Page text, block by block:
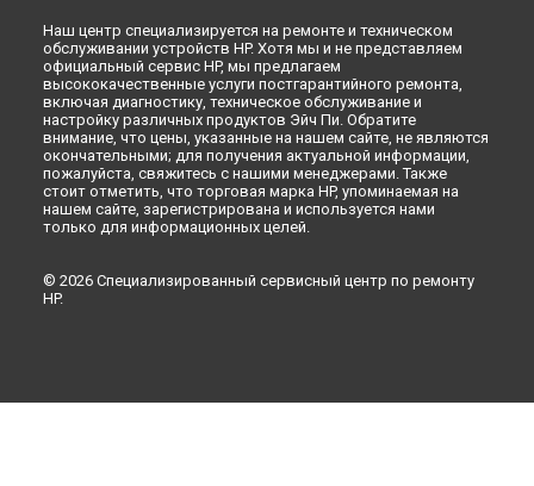
Наш центр специализируется на ремонте и техническом
обслуживании устройств HP. Хотя мы и не представляем
официальный сервис HP, мы предлагаем
высококачественные услуги постгарантийного ремонта,
включая диагностику, техническое обслуживание и
настройку различных продуктов Эйч Пи. Обратите
внимание, что цены, указанные на нашем сайте, не являются
окончательными; для получения актуальной информации,
пожалуйста, свяжитесь с нашими менеджерами. Также
стоит отметить, что торговая марка HP, упоминаемая на
нашем сайте, зарегистрирована и используется нами
только для информационных целей.
© 2026 Специализированный сервисный центр по ремонту
HP.